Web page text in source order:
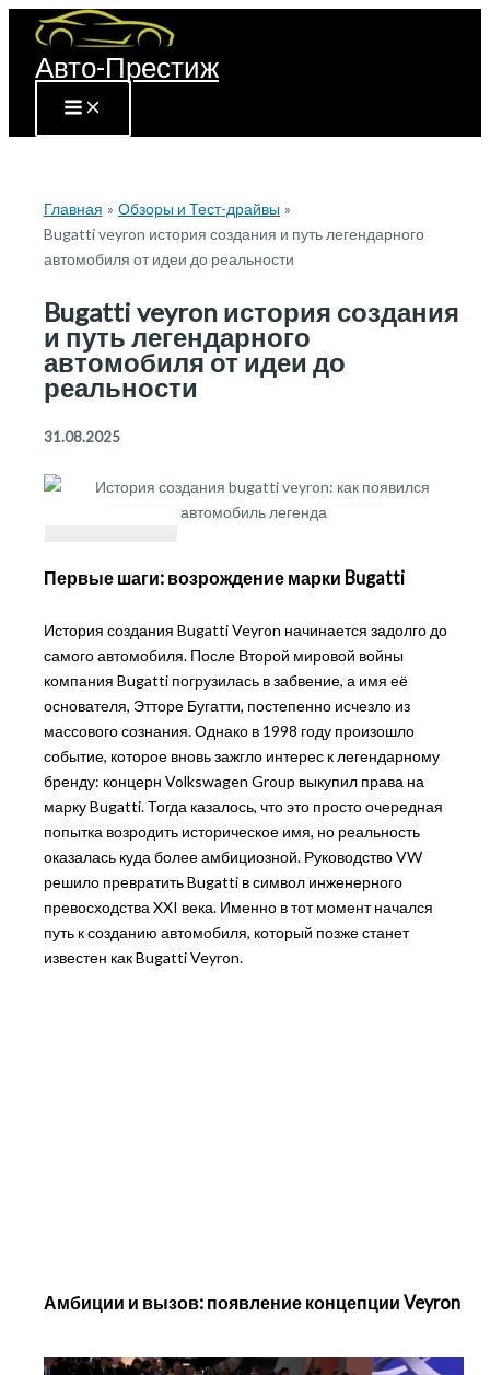
Перейти
содержимому
Авто-Престиж
Главная
Обзоры и Тест-драйвы
Bugatti veyron история создания и путь легендарного
автомобиля от идеи до реальности
Bugatti veyron история создания
и путь легендарного
автомобиля от идеи до
реальности
31.08.2025
Первые шаги: возрождение марки Bugatti
История создания Bugatti Veyron начинается задолго до
самого автомобиля. После Второй мировой войны
компания Bugatti погрузилась в забвение, а имя её
основателя, Этторе Бугатти, постепенно исчезло из
массового сознания. Однако в 1998 году произошло
событие, которое вновь зажгло интерес к легендарному
бренду: концерн Volkswagen Group выкупил права на
марку Bugatti. Тогда казалось, что это просто очередная
попытка возродить историческое имя, но реальность
оказалась куда более амбициозной. Руководство VW
решило превратить Bugatti в символ инженерного
превосходства XXI века. Именно в тот момент начался
путь к созданию автомобиля, который позже станет
известен как Bugatti Veyron.
Амбиции и вызов: появление концепции Veyron